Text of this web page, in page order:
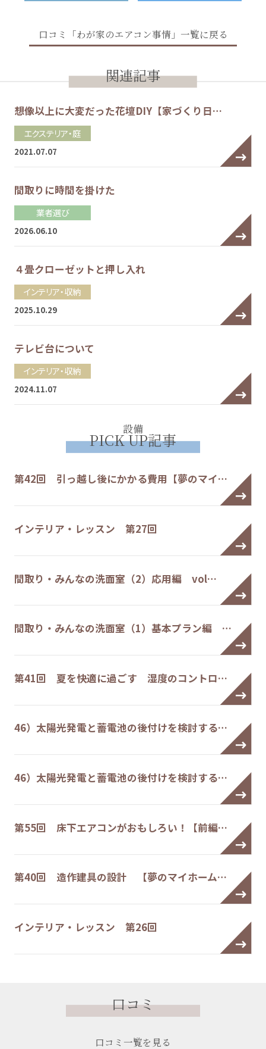
口コミ「わが家のエアコン事情」一覧に戻る
関連記事
想像以上に大変だった花壇DIY【家づくり日…
エクステリア・庭
2021.07.07
間取りに時間を掛けた
業者選び
2026.06.10
４畳クローゼットと押し入れ
インテリア・収納
2025.10.29
テレビ台について
インテリア・収納
2024.11.07
設備
PICK UP記事
第42回 引っ越し後にかかる費用【夢のマイ…
インテリア・レッスン 第27回
間取り・みんなの洗面室（2）応用編 vol…
間取り・みんなの洗面室（1）基本プラン編 …
第41回 夏を快適に過ごす 湿度のコントロ…
46）太陽光発電と蓄電池の後付けを検討する…
46）太陽光発電と蓄電池の後付けを検討する…
第55回 床下エアコンがおもしろい！【前編…
第40回 造作建具の設計 【夢のマイホーム…
インテリア・レッスン 第26回
口コミ
口コミ一覧を見る